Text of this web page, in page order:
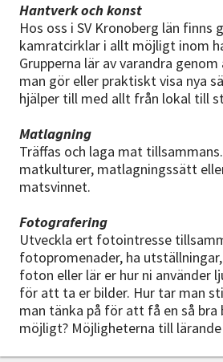
Hantverk och konst
Hos oss i SV Kronoberg län finns
kamratcirklar i allt möjligt inom
Grupperna lär av varandra
man gör eller praktiskt visa nya
hjälper till med allt från lokal till
Matlagning
Träffas och laga mat
matkulturer, matlagningssätt
matsvinnet.
Fotografering
Utveckla ert fotointresse
fotopromenader, ha
foton eller lär er hur ni använder
för att ta er bilder. Hur tar man
man tänka på för att få en så bra
möjligt? Möjligheterna till